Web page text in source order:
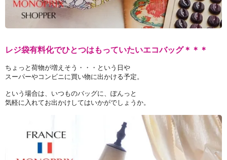
レジ袋有料化でひとつはもっていたいエコバッグ＊＊＊
ちょっと荷物が増えそう・・・という日や
スーパーやコンビニに買い物に出かける予定。
という場合は、いつものバッグに、ぽんっと
気軽に入れてお出かけしてはいかがでしょうか。